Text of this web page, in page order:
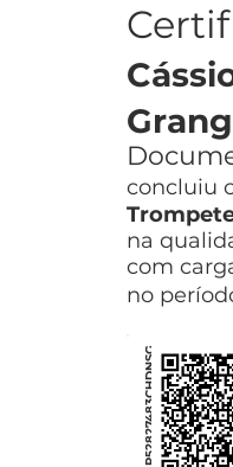
concluiu
na
com
no
FMP52827483CHDNSG